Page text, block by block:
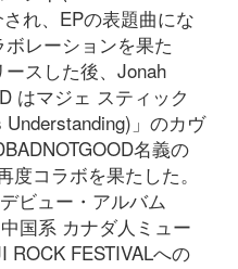
れ、EPの表題曲にな
レーションを果た
スした後、Jonah
はマジェ スティック
」のカヴ
名義の
コラボを果たした。
ビュー・アルバム
国系 カナダ人ミュー
ROCK FESTIVALへの